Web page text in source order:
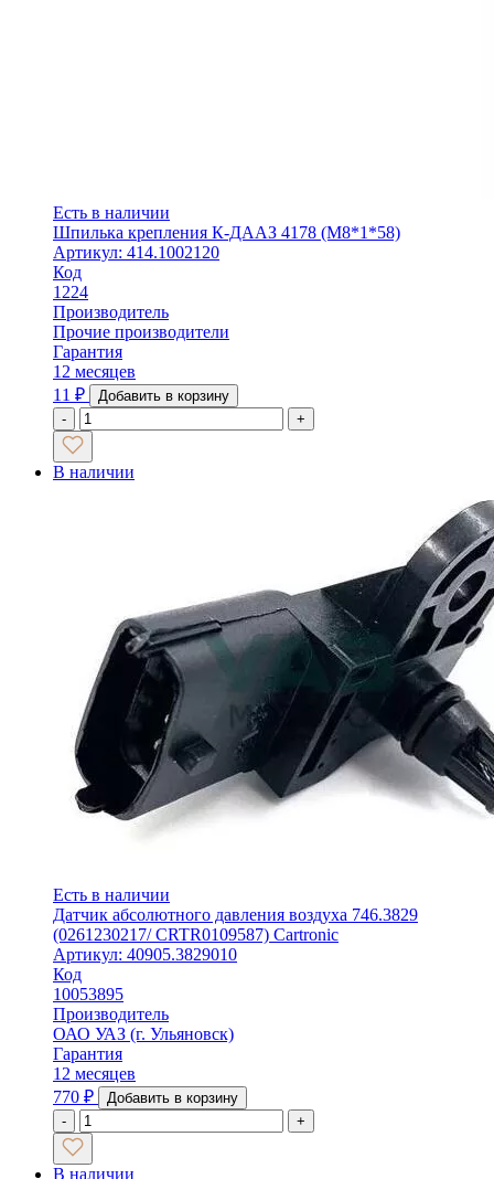
Есть в наличии
Шпилька крепления К-ДААЗ 4178 (М8*1*58)
Артикул: 414.1002120
Код
1224
Производитель
Прочие производители
Гарантия
12 месяцев
11 ₽
Добавить в корзину
-
+
В наличии
Есть в наличии
Датчик абсолютного давления воздуха 746.3829
(0261230217/ CRTR0109587) Cartronic
Артикул: 40905.3829010
Код
10053895
Производитель
ОАО УАЗ (г. Ульяновск)
Гарантия
12 месяцев
770 ₽
Добавить в корзину
-
+
В наличии